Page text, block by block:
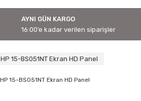
AYNI GÜN KARGO
16:00’e kadar verilen siparişler
HP 15-BS051NT Ekran HD Panel